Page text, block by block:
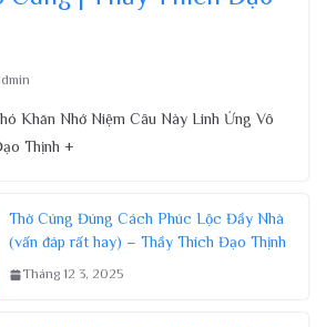
Khăn Nhớ Niệm Câu Này Linh Ứng Vô
Thịnh +
Thờ Cúng Đúng Cách Phúc Lộc Đầy Nhà
(vấn đáp rất hay) – Thầy Thích Đạo Thịnh
Tháng 12 3, 2025